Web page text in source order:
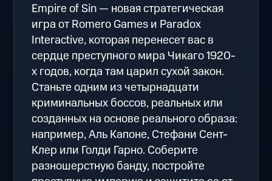
Empire of Sin — новая стратегическая
игра от Romero Games и Paradox
Interactive, которая перенесет вас в
сердце преступного мира Чикаго 1920-
х годов, когда там царил сухой закон.
Станьте одним из четырнадцати
криминальных боссов, реальных или
созданных на основе реального образа:
например, Аль Капоне, Стефани Сент-
Клер или Голди Гарно. Соберите
разношерстную банду, постройте